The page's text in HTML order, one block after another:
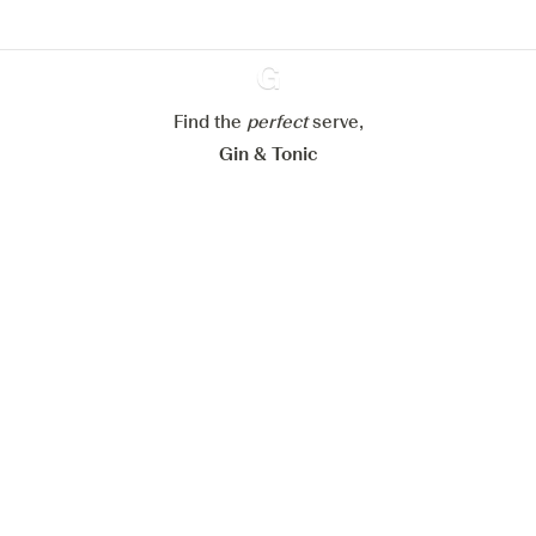
Ginventory
Find the perfectserve,
Gin & Tonic
Refuser tout Accepter tout